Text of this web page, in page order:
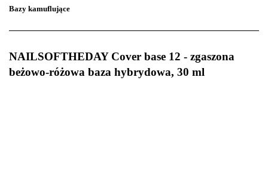
Bazy kamuflujące
NAILSOFTHEDAY Cover base 12 - zgaszona
beżowo-różowa baza hybrydowa, 30 ml